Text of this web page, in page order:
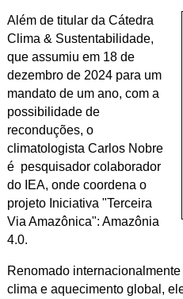
Além de titular da Cátedra
Clima & Sustentabilidade,
que assumiu em 18 de
dezembro de 2024 para um
mandato de um ano, com a
possibilidade de
reconduções, o
climatologista Carlos Nobre
é pesquisador colaborador
do IEA, onde coordena o
projeto Iniciativa "Terceira
Via Amazônica": Amazônia
4.0.
Renomado
clima e aquecimento global,